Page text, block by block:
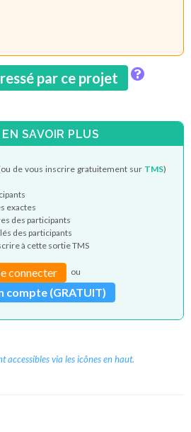
par ce projet
EN SAVOIR PLUS
de vous inscrire gratuitement sur TMS)
exactes
des participants
des participants
à cette sortie TMS
connecter ou
compte (GRATUIT)
accessibles via les icônes en haut.